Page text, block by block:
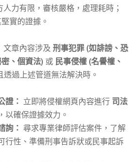
人力有限，審核嚴格，處理耗時；
實的證據。
文章內容涉及 刑事犯罪 (如誹謗、恐
、個資法) 或 民事侵權 (名譽權、
透過上述管道無法解決時。
證： 立即將侵權網頁內容進行 司法
，以確保證據效力。
詢： 尋求專業律師評估案件，了解
行性、準備刑事告訴狀或民事起訴